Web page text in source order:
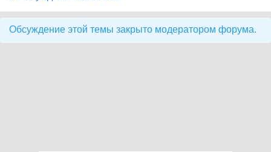
Обсуждение этой темы закрыто модератором форума.